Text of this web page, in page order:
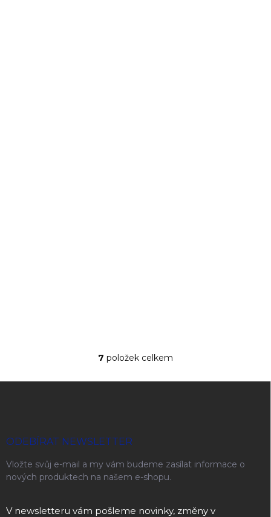
Ovládací prvky výpisu
7 položek celkem
ODEBÍRAT NEWSLETTER
Vložte svůj e-mail a my vám budeme zasílat informace o
nových produktech na našem e-shopu.
V newsletteru vám pošleme novinky, změny v